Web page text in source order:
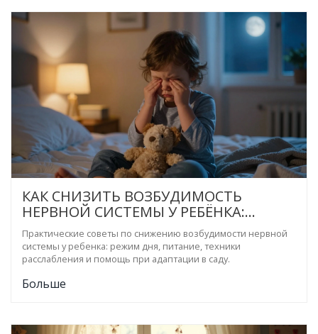
КАК СНИЗИТЬ ВОЗБУДИМОСТЬ
НЕРВНОЙ СИСТЕМЫ У РЕБЁНКА:
ПРАКТИЧЕСКОЕ РУКОВОДСТВО ДЛЯ
РОДИТЕЛЕЙ
Практические советы по снижению возбудимости нервной
системы у ребенка: режим дня, питание, техники
расслабления и помощь при адаптации в саду.
Больше